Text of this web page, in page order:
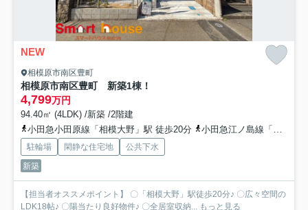
NEW
相模原市南区豊町
相模原市南区豊町 新築1棟！
4,799万円
94.40㎡ (4LDK) /新築 /2階建
小田急小田原線「相模大野」駅 徒歩20分
小田急江ノ島線「東林間」駅 徒歩27分
駐輪場 閑静な住宅地
公共下水
新築
【担当者オススメポイント】 〇「相模大野」駅徒歩20分♪ 〇広々空間の
LDK18帖♪ 〇陽当たり良好物件♪ 〇全居室収納... もっと見る